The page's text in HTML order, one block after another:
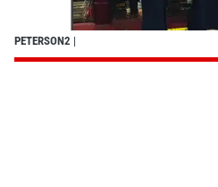
PETERSON2 |